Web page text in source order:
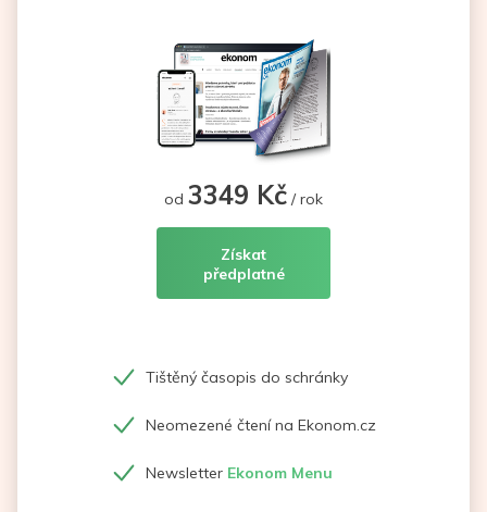
od 3349 Kč / rok
Získat
předplatné
Tištěný časopis do schránky
Neomezené čtení na Ekonom.cz
Newsletter Ekonom Menu